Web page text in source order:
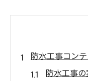
防水工事コン
防水工事